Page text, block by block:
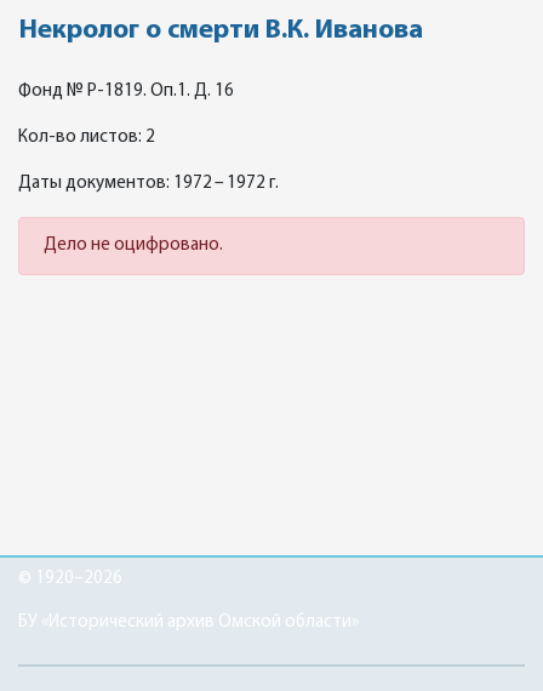
Некролог о смерти В.К. Иванова
Фонд № Р-1819. Оп.1. Д. 16
Кол-во листов: 2
Даты документов: 1972 – 1972 г.
Дело не оцифровано.
© 1920–2026
БУ «Исторический архив Омской области»